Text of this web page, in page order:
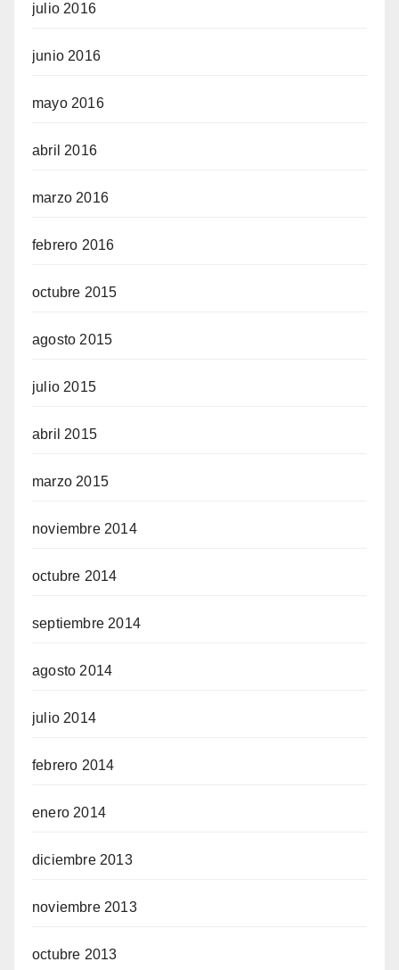
julio 2016
junio 2016
mayo 2016
abril 2016
marzo 2016
febrero 2016
octubre 2015
agosto 2015
julio 2015
abril 2015
marzo 2015
noviembre 2014
octubre 2014
septiembre 2014
agosto 2014
julio 2014
febrero 2014
enero 2014
diciembre 2013
noviembre 2013
octubre 2013